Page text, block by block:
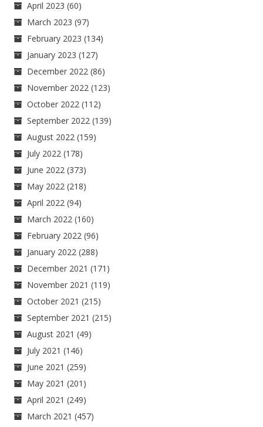
April 2023 (60)
March 2023 (97)
February 2023 (134)
January 2023 (127)
December 2022 (86)
November 2022 (123)
October 2022 (112)
September 2022 (139)
August 2022 (159)
July 2022 (178)
June 2022 (373)
May 2022 (218)
April 2022 (94)
March 2022 (160)
February 2022 (96)
January 2022 (288)
December 2021 (171)
November 2021 (119)
October 2021 (215)
September 2021 (215)
August 2021 (49)
July 2021 (146)
June 2021 (259)
May 2021 (201)
April 2021 (249)
March 2021 (457)